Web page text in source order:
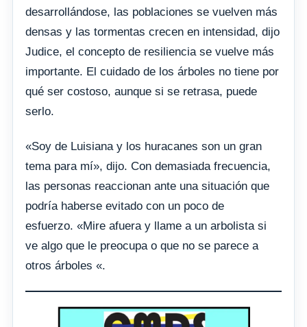
desarrollándose, las poblaciones se vuelven más
densas y las tormentas crecen en intensidad, dijo
Judice, el concepto de resiliencia se vuelve más
importante. El cuidado de los árboles no tiene por
qué ser costoso, aunque si se retrasa, puede
serlo.
«Soy de Luisiana y los huracanes son un gran
tema para mí», dijo. Con demasiada frecuencia,
las personas reaccionan ante una situación que
podría haberse evitado con un poco de
esfuerzo. «Mire afuera y llame a un arbolista si
ve algo que le preocupa o que no se parece a
otros árboles «.